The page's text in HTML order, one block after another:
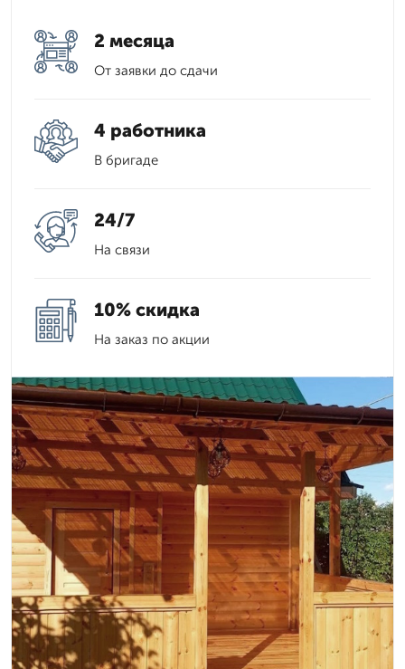
2 месяца
От заявки до сдачи
4 работника
В бригаде
24/7
На связи
10% скидка
На заказ по акции